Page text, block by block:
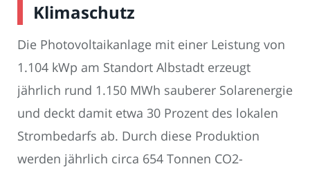
Klimaschutz
Die Photovoltaikanlage mit einer Leistung von
1.104 kWp am Standort Albstadt erzeugt
jährlich rund 1.150 MWh sauberer Solarenergie
und deckt damit etwa 30 Prozent des lokalen
Strombedarfs ab. Durch diese Produktion
werden jährlich circa 654 Tonnen CO2-